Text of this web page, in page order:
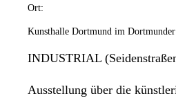
Ort:
Kunsthalle Dortmund im
INDUSTRIAL
Ausstellung über die